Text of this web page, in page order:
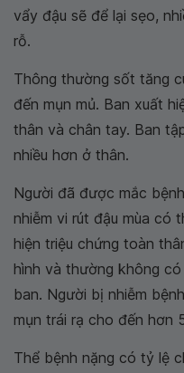
vẩy đậu sẽ để lại sẹo,
rỗ.
Thông thường sốt tăng
đến mụn mủ. Ban xuất
thân và chân tay. Ban
nhiều hơn ở thân.
Người đã được mắc
nhiễm vi rút đậu mùa có
hiện triệu chứng toàn
hình và thường không
ban. Người bị nhiễm
mụn trái rạ cho đến hơn
Thể bệnh nặng có tỷ lệ